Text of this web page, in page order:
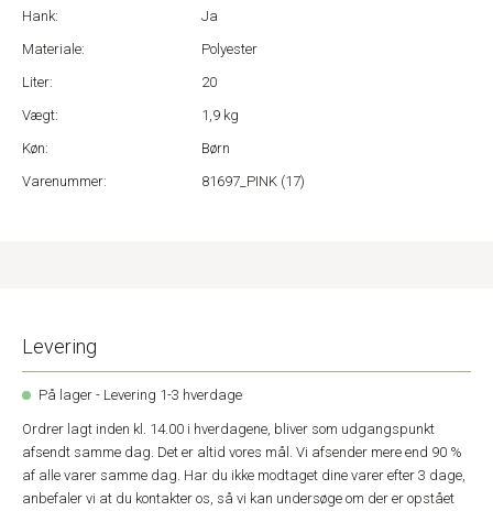
Hank:
Ja
Materiale:
Polyester
Liter:
20
Vægt:
1,9 kg
Køn:
Børn
Varenummer:
81697_PINK (17)
Levering
På lager - Levering 1-3 hverdage
Ordrer lagt inden kl. 14.00 i hverdagene, bliver som udgangspunkt
afsendt samme dag. Det er altid vores mål. Vi afsender mere end 90 %
af alle varer samme dag. Har du ikke modtaget dine varer efter 3 dage,
anbefaler vi at du kontakter os, så vi kan undersøge om der er opstået